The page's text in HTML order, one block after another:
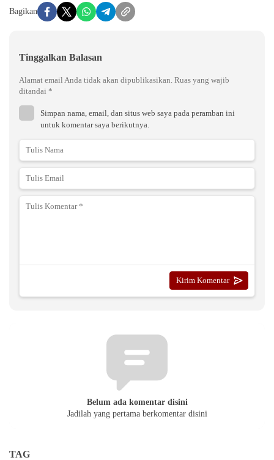
Bagikan
Tinggalkan Balasan
Alamat email Anda tidak akan dipublikasikan. Ruas yang wajib
ditandai *
Simpan nama, email, dan situs web saya pada peramban ini
untuk komentar saya berikutnya.
Belum ada komentar disini
Jadilah yang pertama berkomentar disini
TAG